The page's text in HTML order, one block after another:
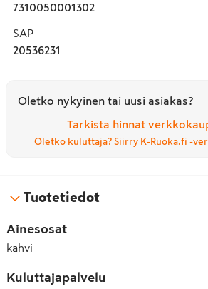
7310050001302
SAP
20536231
Oletko nykyinen tai uusi asiakas?
Tarkista hinnat
Oletko kuluttaja? Siirry K-Ruoka.fi -
Tuotetiedot
Ainesosat
kahvi
Kuluttajapalvelu